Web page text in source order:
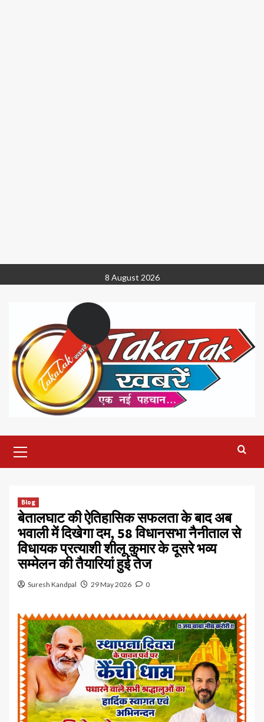
to
8 August 2026
Menu
Blog
बेतालघाट की ऐतिहासिक सफलता के बाद अब
भवाली में दिखेगा दम, 58 विधानसभा नैनीताल से
विधायक प्रत्याशी शीलू कुमार के दूसरे भव्य
सम्मेलन की तैयारियां हुई तेज
Suresh Kandpal 29 May 2026 0